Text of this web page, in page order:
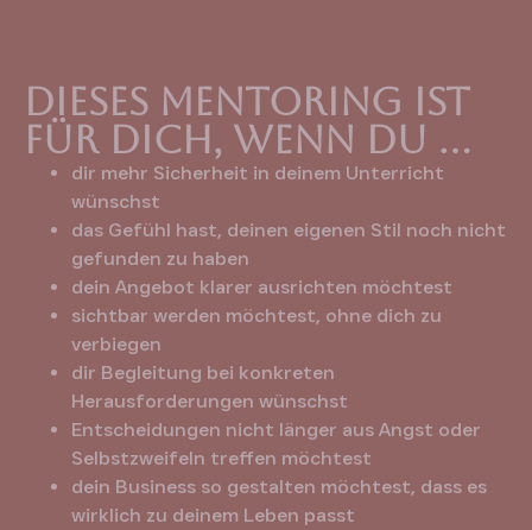
Dieses Mentoring ist
für dich, wenn du …
dir mehr Sicherheit in deinem Unterricht
wünschst
das Gefühl hast, deinen eigenen Stil noch nicht
gefunden zu haben
dein Angebot klarer ausrichten möchtest
sichtbar werden möchtest, ohne dich zu
verbiegen
dir Begleitung bei konkreten
Herausforderungen wünschst
Entscheidungen nicht länger aus Angst oder
Selbstzweifeln treffen möchtest
dein Business so gestalten möchtest, dass es
wirklich zu deinem Leben passt